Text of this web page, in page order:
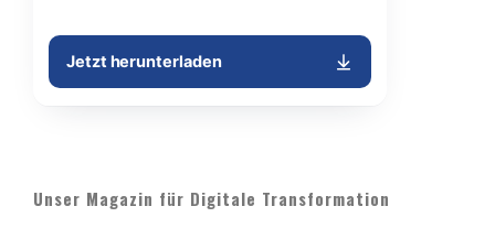
Unser Magazin für Digitale Transformation